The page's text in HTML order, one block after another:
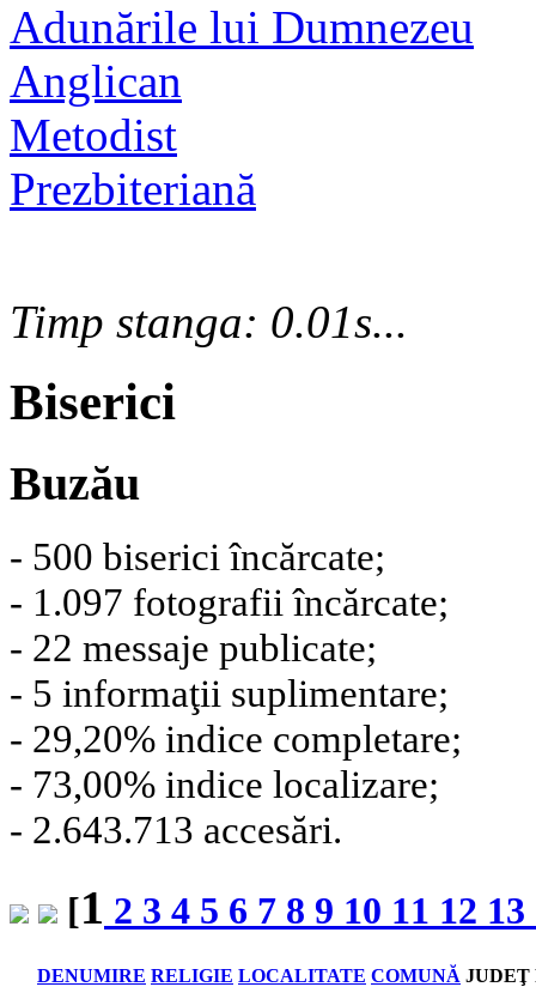
Adunările lui Dumnezeu
Anglican
Metodist
Prezbiteriană
Timp stanga: 0.01s...
Biserici
Buzău
- 500 biserici încărcate;
- 1.097 fotografii încărcate;
- 22 messaje publicate;
- 5 informaţii suplimentare;
- 29,20% indice completare;
- 73,00% indice localizare;
- 2.643.713 accesări.
[1 2 3 4 5 6 7 8 9 10 11 12 13
DENUMIRE RELIGIE LOCALITATE COMUNĂ JUDEŢ